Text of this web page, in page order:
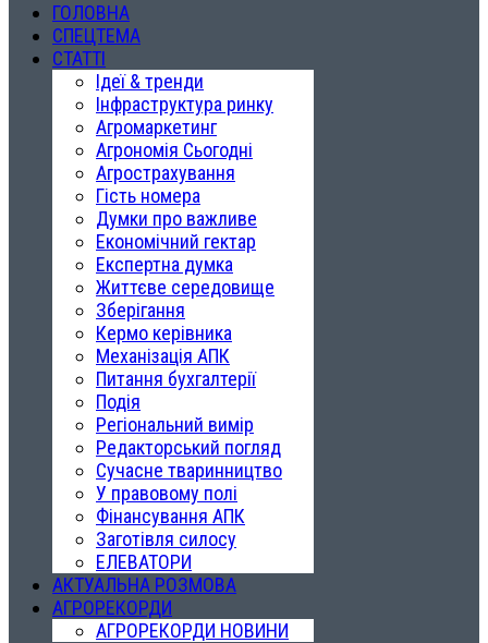
ГОЛОВНА
СПЕЦТЕМА
СТАТТІ
Ідеї & тренди
Інфраструктура ринку
Агромаркетинг
Агрономія Сьогодні
Агрострахування
Гість номера
Думки про важливе
Економічний гектар
Експертна думка
Життєве середовище
Зберігання
Кермо керівника
Механізація АПК
Питання бухгалтерії
Подія
Регіональний вимір
Редакторський погляд
Сучасне тваринництво
У правовому полі
Фінансування АПК
Заготівля силосу
ЕЛЕВАТОРИ
АКТУАЛЬНА РОЗМОВА
АГРОРЕКОРДИ
АГРОРЕКОРДИ НОВИНИ